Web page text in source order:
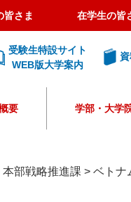
皆さま 在学生の皆
受験生特設サイト
WEB版大学案内
要 学部・大学
本部戦略推進課 > ベトナ